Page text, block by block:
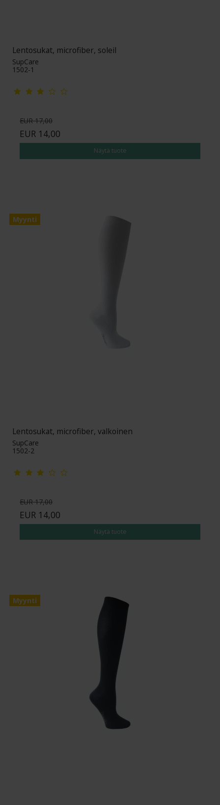
Lentosukat, microfiber, soleil
SupCare
1502-1
EUR 17,00
EUR 14,00
Näytä tuote
Myynti
Lentosukat, microfiber, valkoinen
SupCare
1502-2
EUR 17,00
EUR 14,00
Näytä tuote
Myynti